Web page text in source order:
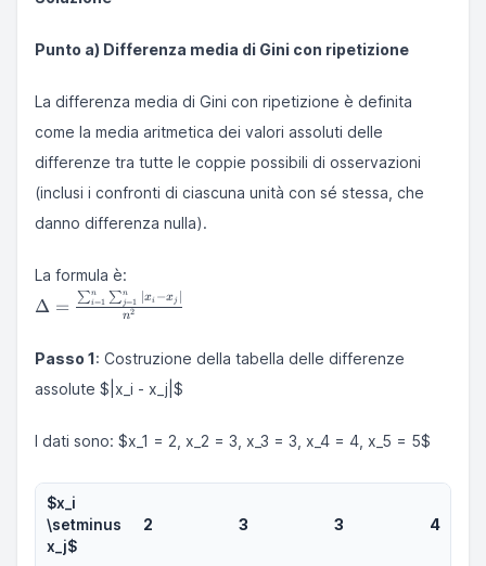
Punto a) Differenza media di Gini con ripetizione
La differenza media di Gini con ripetizione è definita
come la media aritmetica dei valori assoluti delle
differenze tra tutte le coppie possibili di osservazioni
(inclusi i confronti di ciascuna unità con sé stessa, che
danno differenza nulla).
La formula è:
\Delta =
\frac{\sum_{i
\sum_{j =
1}^{n} |x_i -
Δ = n2
∑i=1
n ∑ j=1
n ∣xi −xj
Passo 1: Costruzione della tabella delle differenze
assolute $|x_i - x_j|$
I dati sono: $x_1 = 2, x_2 = 3, x_3 = 3, x_4 = 4, x_5 = 5$
$x_i
\setminus
x_j$
2 3 3 4